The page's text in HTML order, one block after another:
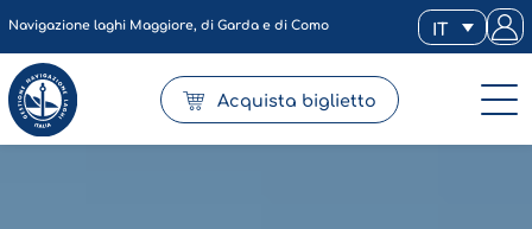
Navigazione laghi Maggiore, di Garda e di Como IT
Acquista biglietto